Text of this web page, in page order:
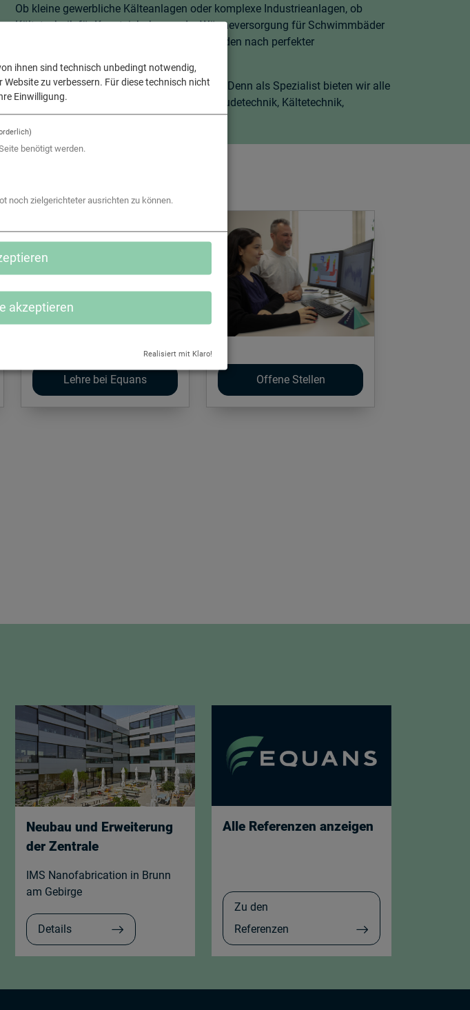
Ob kleine gewerbliche Kälteanlagen oder komplexe Industrieanlagen, ob
Kältetechnik für Kunsteisbahnen oder Wärmeversorgung für Schwimmbäder
– seit 75 Jahren streben wir für unsere Kunden nach perfekter
Unser Ansatz dabei: „Alles aus einer Hand“. Denn als Spezialist bieten wir alle
Leistungen und Services der Bereiche Gebäudetechnik, Kältetechnik,
Bauleistungen und Energie.
Lehre bei Equans Offene Stellen
Neubau und Erweiterung
der Zentrale
IMS Nanofabrication in Brunn
am Gebirge
Details
Alle Referenzen anzeigen
Zu den
Referenzen
ihnen sind technisch unbedingt notwendig,
zu verbessern. Für diese technisch nicht
Einwilligung.
benötigt werden.
noch zielgerichteter ausrichten zu können.
akzeptieren
Realisiert mit Klaro!